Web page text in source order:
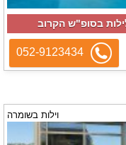
052-9123434
וילות בשומרה